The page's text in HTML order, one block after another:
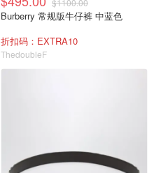
$1100.00
Burberry 常规版牛仔裤 中蓝色
折扣码：EXTRA10
ThedoubleF